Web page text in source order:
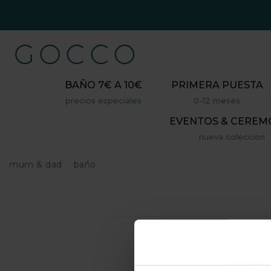
BAÑO 7€ A 10€
precios especiales
PRIMERA PUESTA
0-12 meses
EVENTOS &
nueva coleccion
mum & dad baño